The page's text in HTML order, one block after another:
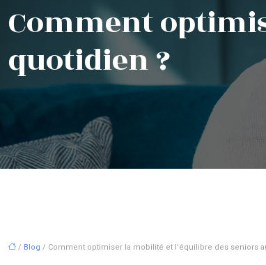
Comment
quotidien ?
/ Blog / Comment optimiser la mobilité et l’équilibre des seniors